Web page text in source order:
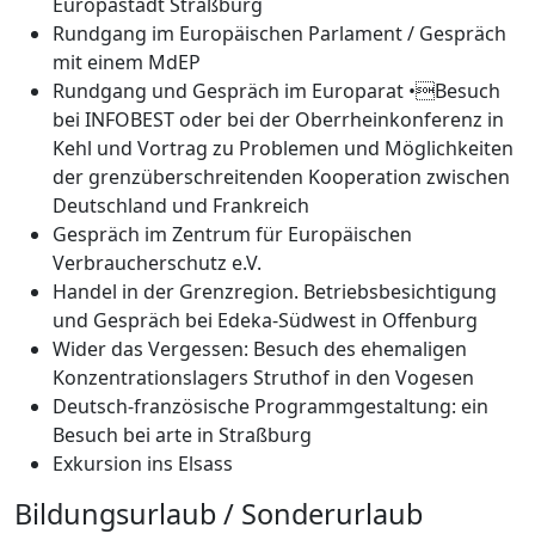
Rundgang im Europäischen Parlament / Gespräch
mit einem MdEP
Rundgang und Gespräch im Europarat •Besuch
bei INFOBEST oder bei der Oberrheinkonferenz in
Kehl und Vortrag zu Problemen und Möglichkeiten
der grenzüberschreitenden Kooperation zwischen
Deutschland und Frankreich
Gespräch im Zentrum für Europäischen
Verbraucherschutz e.V.
Handel in der Grenzregion. Betriebsbesichtigung
und Gespräch bei Edeka-Südwest in Offenburg
Wider das Vergessen: Besuch des ehemaligen
Konzentrationslagers Struthof in den Vogesen
Deutsch-französische Programmgestaltung: ein
Besuch bei arte in Straßburg
Exkursion ins Elsass
Bildungsurlaub / Sonderurlaub